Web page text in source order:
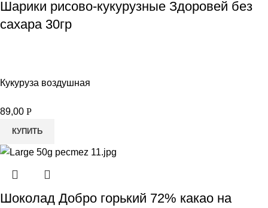
Шарики рисово-кукурузные Здоровей без
сахара 30гр
Кукуруза воздушная
89,00 Р
КУПИТЬ
Шоколад Добро горький 72% какао на